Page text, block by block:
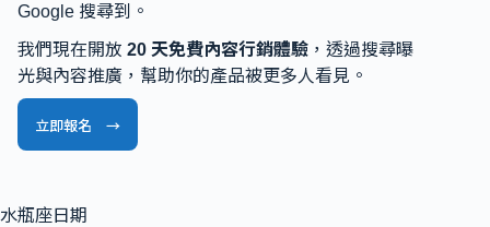
Google 搜尋到。
我們現在開放 20 天免費內容行銷體驗 ，透過搜尋曝
光與內容推廣，幫助你的產品被更多人看見。
立即報名 →
水瓶座日期